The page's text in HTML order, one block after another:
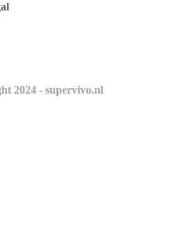
2024 - supervivo.nl